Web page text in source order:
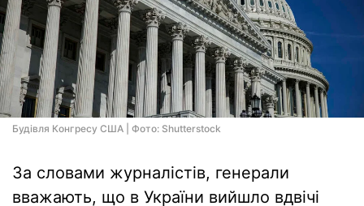
Будівля Конгресу США | Фото: Shutterstock
За словами журналістів, генерали
вважають, що в України вийшло вдвічі